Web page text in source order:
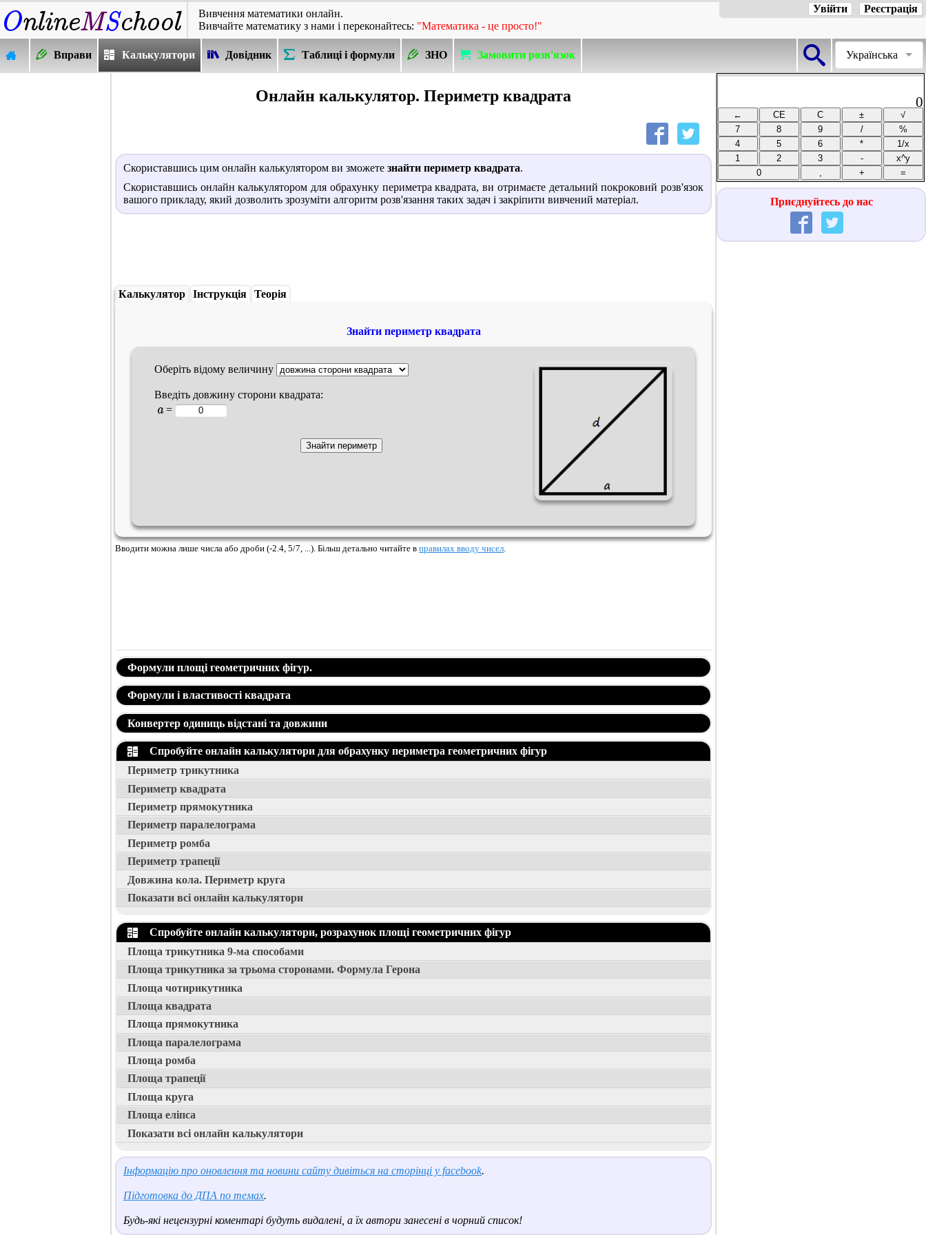
Вивчення математики онлайн.
Вивчайте математику з нами і переконайтесь: "Математика - це просто!"
Реєстрація
Увійти
Українська
Вправи Калькулятори Довідник Таблиці і формули ЗНО Замовити розв'язок
Онлайн калькулятор. Периметр квадрата
Скориставшись цим онлайн калькулятором ви зможете знайти периметр квадрата.
Скориставшись онлайн калькулятором для обрахунку периметра квадрата, ви отримаєте детальний покроковий розв'язок
вашого прикладу, який дозволить зрозуміти алгоритм розв'язання таких задач і закріпити вивчений матеріал.
Калькулятор Інструкція Теорія
Знайти периметр квадрата
Оберіть відому величину
Введіть довжину сторони квадрата:
a=
Вводити можна лише числа або дроби (-2.4, 5/7, ...). Більш детально читайте в правилах вводу чисел
Формули площі геометричних фігур.
Формули і властивості квадрата
Конвертер одиниць відстані та довжини
Спробуйте онлайн калькулятори для обрахунку периметра геометричних фігур
Периметр трикутника
Периметр квадрата
Периметр прямокутника
Периметр паралелограма
Периметр ромба
Периметр трапеції
Довжина кола. Периметр круга
Показати всі онлайн калькулятори
Спробуйте онлайн калькулятори, розрахунок площі геометричних фігур
Площа трикутника 9-ма способами
Площа трикутника за трьома сторонами. Формула Герона
Площа чотирикутника
Площа квадрата
Площа прямокутника
Площа паралелограма
Площа ромба
Площа трапеції
Площа круга
Площа еліпса
Показати всі онлайн калькулятори
Інформацію про оновлення та новини сайту дивіться на сторінці у facebook.
Підготовка до ДПА по темах.
Будь-які нецензурні коментарі будуть видалені, а їх автори занесені в чорний список!
0
Приєднуйтесь до нас